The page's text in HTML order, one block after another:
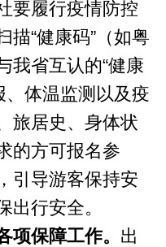
要履行疫情防控
描“健康码”（如粤
我省互认的“健康
、体温监测以及疫
旅居史、身体状
的方可报名参
引导游客保持安
出行安全。
保障工作。 出